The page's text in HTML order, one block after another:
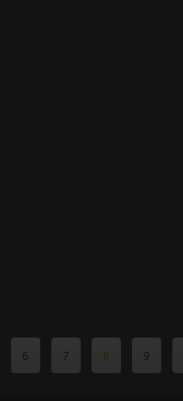
6 7 8 9